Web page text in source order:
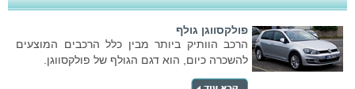
פולקסווגן גולף
הרכב הוותיק ביותר מבין כלל הרכבים המוצעים
להשכרה כיום, הוא דגם הגולף של פולקסווגן.